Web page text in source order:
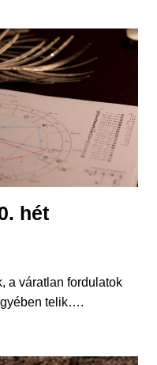
hét
a váratlan fordulatok
telik….